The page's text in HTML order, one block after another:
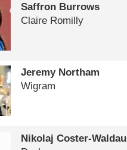
Saffron Burrows
Claire Romilly
Jeremy Northam
Wigram
Nikolaj Coster-Waldau